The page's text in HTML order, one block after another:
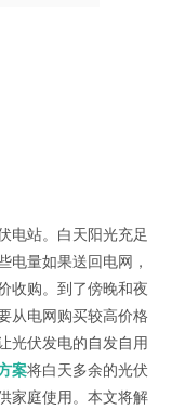
电站。白天阳光充足
电量如果送回电网，
收购。到了傍晚和夜
从电网购买较高价格
光伏发电的自发自用
案将白天多余的光伏
家庭使用。本文将解